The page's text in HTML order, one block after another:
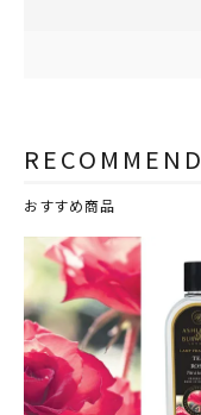
RECOMMEND
おすすめ商品